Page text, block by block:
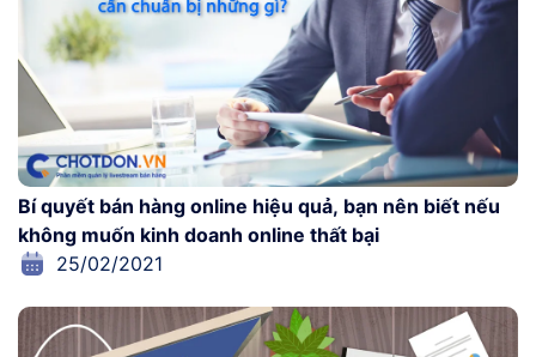
Bí quyết bán hàng online hiệu quả, bạn nên biết nếu
không muốn kinh doanh online thất bại
25/02/2021